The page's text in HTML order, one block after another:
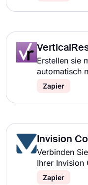
Erstellen sie
automatisch
Zapier
Invision
Verbinden
Ihrer Invision
Zapier